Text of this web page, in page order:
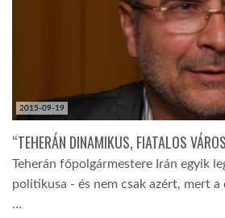
2015-09-19
“TEHERÁN DINAMIKUS, FIATALOS
Teherán főpolgármestere Irán egyik
politikusa - és nem csak azért, mert
…